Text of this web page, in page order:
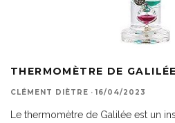
THERMOMÈTRE DE GALILÉE
CLÉMENT DIÈTRE · 16/04/2023
Le thermomètre de Galilée est un